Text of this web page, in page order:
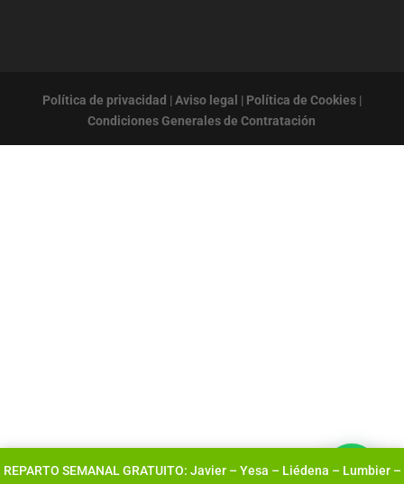
REPARTO SEMANAL GRATUITO: Javier – Yesa – Liédena – Lumbier –
Política de privacidad | Aviso legal | Política de Cookies|
Condiciones Generales de Contratación